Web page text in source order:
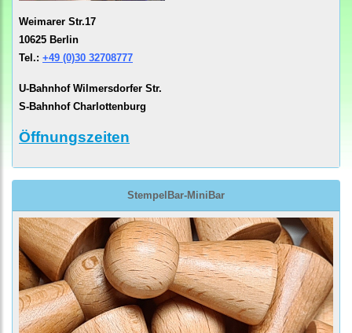
Weimarer Str.17
10625 Berlin
Tel.: +49 (0)30 32708777
U-Bahnhof Wilmersdorfer Str.
S-Bahnhof Charlottenburg
Öffnungszeiten
StempelBar-MiniBar